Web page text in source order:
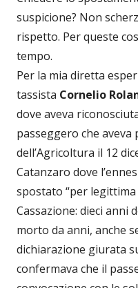
suspicione? Non
rispetto. Per queste
tempo.
Per la mia diretta
tassista Cornelio
dove aveva
passeggero che aveva
dell’Agricoltura il 12
Catanzaro dove
spostato “per
Cassazione: dieci anni
morto da anni, anche
dichiarazione giurata
confermava che il